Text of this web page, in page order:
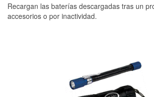
Recargan las baterías descargadas tras un
accesorios o por inactividad.